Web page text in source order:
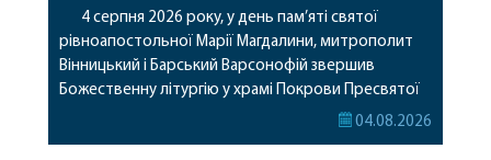
4 серпня 2026 року, у день пам’яті святої
рівноапостольної Марії Магдалини, митрополит
Вінницький і Барський Варсонофій звершив
Божественну літургію у храмі Покрови Пресвятої
Богородиці села Терешки Барського благочиння.
04.08.2026